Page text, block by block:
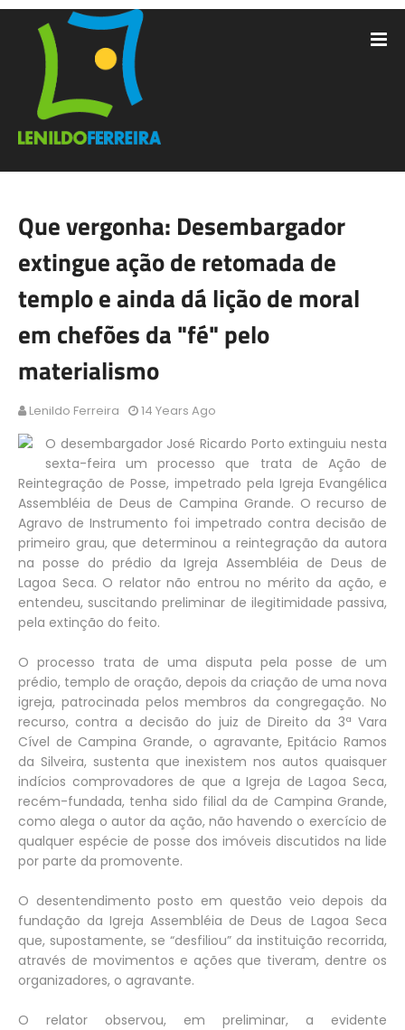
Que vergonha: Desembargador
extingue ação de retomada de
templo e ainda dá lição de moral
em chefões da "fé" pelo
materialismo
Lenildo Ferreira 14 Years Ago
O desembargador José Ricardo Porto extinguiu nesta
sexta-feira um processo que trata de Ação de
Reintegração de Posse, impetrado pela Igreja Evangélica
Assembléia de Deus de Campina Grande. O recurso de
Agravo de Instrumento foi impetrado contra decisão de
primeiro grau, que determinou a reintegração da autora
na posse do prédio da Igreja Assembléia de Deus de
Lagoa Seca. O relator não entrou no mérito da ação, e
entendeu, suscitando preliminar de ilegitimidade passiva,
pela extinção do feito.
O processo trata de uma disputa pela posse de um
prédio, templo de oração, depois da criação de uma nova
igreja, patrocinada pelos membros da congregação. No
recurso, contra a decisão do juiz de Direito da 3ª Vara
Cível de Campina Grande, o agravante, Epitácio Ramos
da Silveira, sustenta que inexistem nos autos quaisquer
indícios comprovadores de que a Igreja de Lagoa Seca,
recém-fundada, tenha sido filial da de Campina Grande,
como alega o autor da ação, não havendo o exercício de
qualquer espécie de posse dos imóveis discutidos na lide
por parte da promovente.
O desentendimento posto em questão veio depois da
fundação da Igreja Assembléia de Deus de Lagoa Seca
que, supostamente, se “desfiliou” da instituição recorrida,
através de movimentos e ações que tiveram, dentre os
organizadores, o agravante.
O relator observou, em preliminar, a evidente